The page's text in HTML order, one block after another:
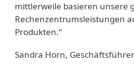
mittlerweile basieren unsere
Rechenzentrumsleistungen
Produkten.“
Sandra Horn,